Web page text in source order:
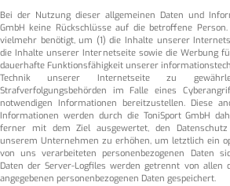
Bei der Nutzung dieser allgemeinen Daten und
GmbH keine Rückschlüsse auf die betroffene
vielmehr benötigt, um (1) die Inhalte unserer
die Inhalte unserer Internetseite sowie die Werbung
dauerhafte Funktionsfähigkeit unserer
Technik unserer Internetseite zu
Strafverfolgungsbehörden im Falle eines
notwendigen Informationen bereitzustellen. Diese
Informationen werden durch die ToniSport GmbH
ferner mit dem Ziel ausgewertet, den
unserem Unternehmen zu erhöhen, um letztlich ein
von uns verarbeiteten personenbezogenen Daten
Daten der Server-Logfiles werden getrennt von allen
angegebenen personenbezogenen Daten gespeichert.